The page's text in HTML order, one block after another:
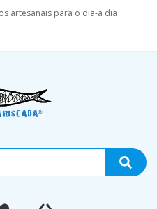
artesanais para o dia-a dia